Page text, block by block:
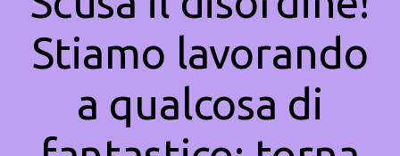
Stiamo lavorando
a qualcosa di